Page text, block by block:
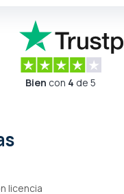
Bien con 4 de 5
licencia